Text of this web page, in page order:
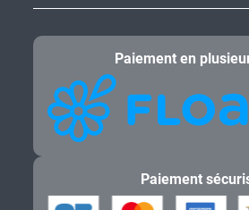
Paiement en
Paiement